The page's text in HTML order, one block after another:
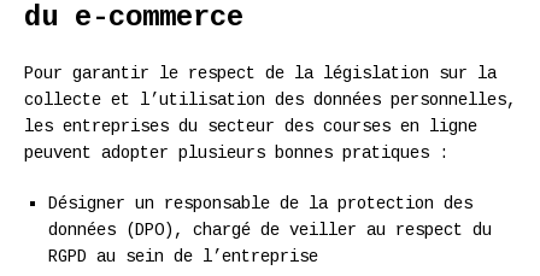
du e-commerce
Pour garantir le respect de la législation sur la
collecte et l’utilisation des données personnelles,
les entreprises du secteur des courses en ligne
peuvent adopter plusieurs bonnes pratiques :
Désigner un responsable de la protection des
données (DPO), chargé de veiller au respect du
RGPD au sein de l’entreprise